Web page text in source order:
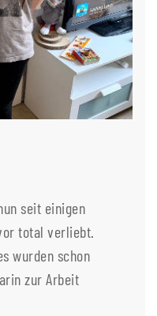
seit einigen
total verliebt.
wurden schon
zur Arbeit